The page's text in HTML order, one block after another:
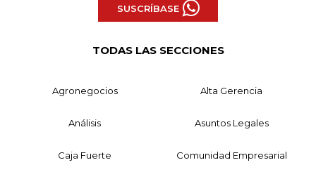
SUSCRÍBASE
TODAS LAS SECCIONES
Agronegocios Alta Gerencia
Análisis Asuntos Legales
Caja Fuerte Comunidad Empresarial